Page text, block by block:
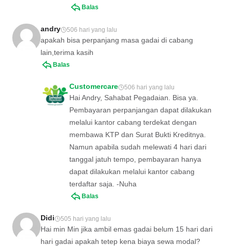
Balas
andry 506 hari yang lalu
apakah bisa perpanjang masa gadai di cabang
lain,terima kasih
Balas
Customercare 506 hari yang lalu
Hai Andry, Sahabat Pegadaian. Bisa ya.
Pembayaran perpanjangan dapat dilakukan
melalui kantor cabang terdekat dengan
membawa KTP dan Surat Bukti Kreditnya.
Namun apabila sudah melewati 4 hari dari
tanggal jatuh tempo, pembayaran hanya
dapat dilakukan melalui kantor cabang
terdaftar saja. -Nuha
Balas
Didi 505 hari yang lalu
Hai min Min jika ambil emas gadai belum 15 hari dari
hari gadai apakah tetep kena biaya sewa modal?